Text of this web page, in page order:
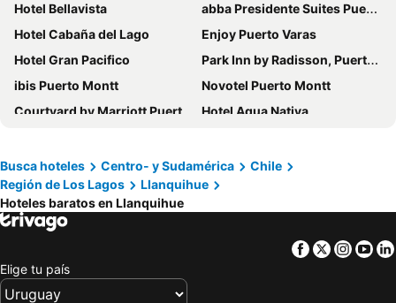
Hotel Bellavista
abba Presidente Suites Puerto Montt
Hotel Cabaña del Lago
Enjoy Puerto Varas
Hotel Gran Pacifico
Park Inn by Radisson, Puerto Varas
ibis Puerto Montt
Novotel Puerto Montt
Courtyard by Marriott Puerto Montt
Hotel Agua Nativa
Gran Hotel Vicente Costanera Wyndham Puerto Varas Pettra
Dein Haus Hotel y Departamentos
Hotel Don Luis Puerto Montt
Puerto Chico Hotel
Hotel Puelche
Hamilton's Place
Hotel Frutillar
Busca hoteles Centro- y Sudamérica
Chile
Región de Los Lagos
Llanquihue
Hoteles baratos en Llanquihue
Facebook
Twitter
Elige tu país